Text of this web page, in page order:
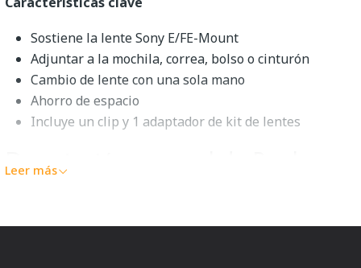
Sostiene la lente Sony E/FE-Mount
Adjuntar a la mochila, correa, bolso o cinturón
Cambio de lente con una sola mano
Ahorro de espacio
Incluye un clip y 1 adaptador de kit de lentes
Descripción general de Peak
Design CLC-S-1
Leer más